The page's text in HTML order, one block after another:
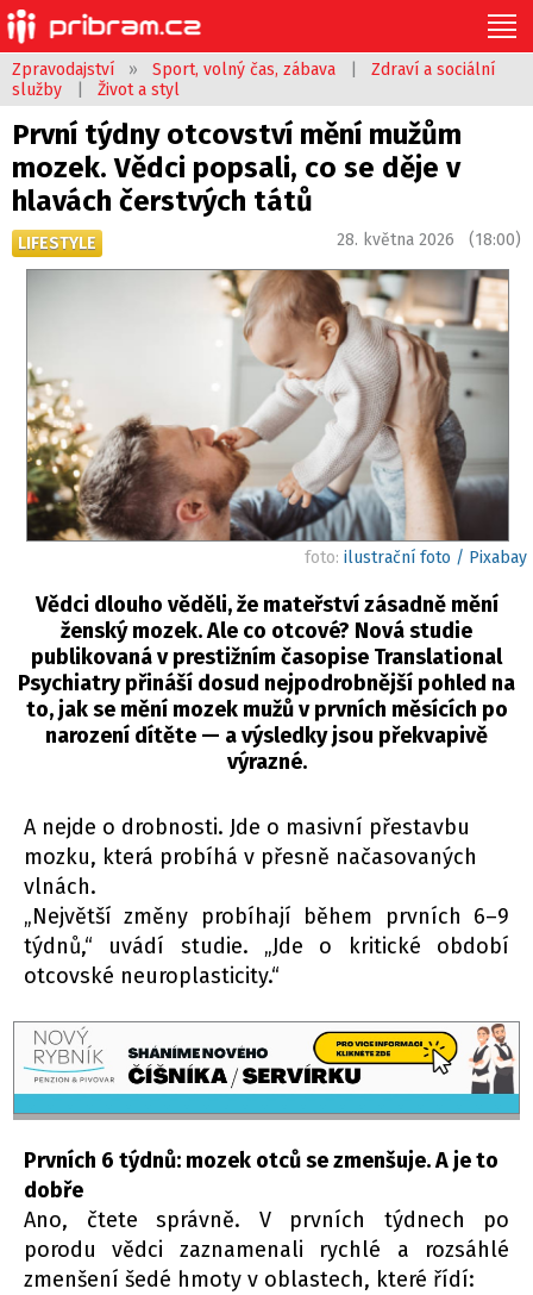
Zpravodajství » Sport, volný čas, zábava
Zdraví a sociální
služby
Život a styl
První týdny otcovství mění mužům
mozek. Vědci popsali, co se děje v
hlavách čerstvých tátů
LIFESTYLE 28. května 2026 (18:00)
foto: ilustrační foto / Pixabay
Vědci dlouho věděli, že mateřství zásadně mění
ženský mozek. Ale co otcové? Nová studie
publikovaná v prestižním časopise Translational
Psychiatry přináší dosud nejpodrobnější pohled na
to, jak se mění mozek mužů v prvních měsících po
narození dítěte — a výsledky jsou překvapivě
výrazné.
A nejde o drobnosti. Jde o masivní přestavbu
mozku, která probíhá v přesně načasovaných
vlnách.
„Největší změny probíhají během prvních 6–9
týdnů,“ uvádí studie. „Jde o kritické období
otcovské neuroplasticity.“
Prvních 6 týdnů: mozek otců se zmenšuje. A je to
dobře
Ano, čtete správně. V prvních týdnech po
porodu vědci zaznamenali rychlé a rozsáhlé
zmenšení šedé hmoty v oblastech, které řídí: